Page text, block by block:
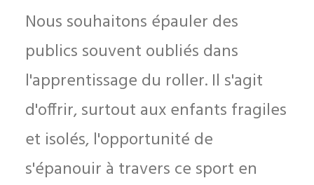
Nous souhaitons épauler des
publics souvent oubliés dans
l'apprentissage du roller. Il s'agit
d'offrir, surtout aux enfants fragiles
et isolés, l'opportunité de
s'épanouir à travers ce sport en